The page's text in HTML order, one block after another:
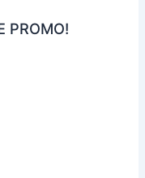
PROMO!